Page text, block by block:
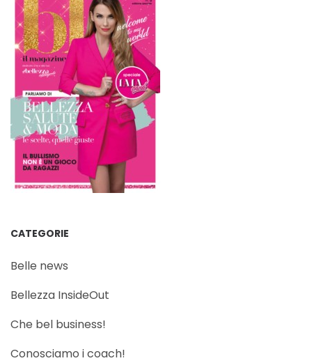
CATEGORIE
Belle news
Bellezza InsideOut
Che bel business!
Conosciamo i coach!